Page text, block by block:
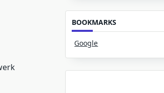
BOOKMARKS
Google